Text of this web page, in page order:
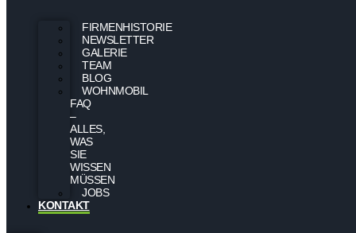
FIRMENHISTORIE
NEWSLETTER
GALERIE
TEAM
BLOG
WOHNMOBIL
FAQ
–
ALLES,
WAS
SIE
WISSEN
MÜSSEN
JOBS
KONTAKT